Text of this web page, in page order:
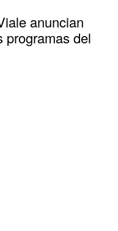
anuncian
programas del